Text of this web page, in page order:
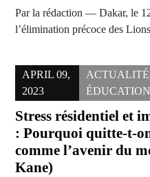
Par la rédaction — Dakar, le
l’élimination précoce des
APRIL 09,
2023
ACTUALITÉ
ÉDUCATION
Stress résidentiel et
: Pourquoi quitte-t-
comme l’avenir du
Kane)